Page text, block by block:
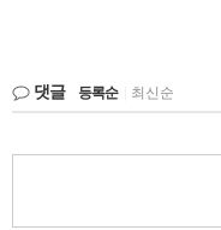
댓글 등록순 최신순